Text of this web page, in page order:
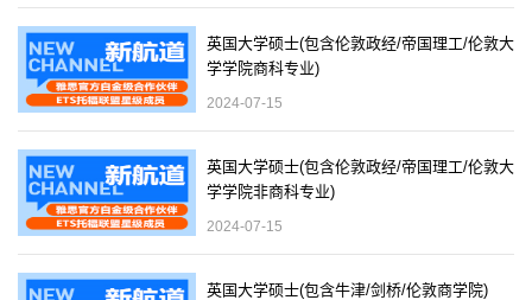
英国大学硕士(包含伦敦政经/帝国理工/伦敦大
学学院商科专业)
2024-07-15
英国大学硕士(包含伦敦政经/帝国理工/伦敦大
学学院非商科专业)
2024-07-15
英国大学硕士(包含牛津/剑桥/伦敦商学院)